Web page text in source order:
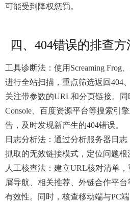
可能受到降权惩罚。
四、404错误的排查方
工具诊断法：使用Screaming Frog
进行全站扫描，重点筛选返回404
关注带参数的URL和分页链接。同
Console、百度资源平台等搜索引
告，及时发现新产生的404错误。
日志分析法：通过分析服务器日
抓取的无效链接模式，定位问题根
人工核查法：建立URL核对清单
屑导航、相关推荐、外链合作平
有效性。同时，核查移动端与PC